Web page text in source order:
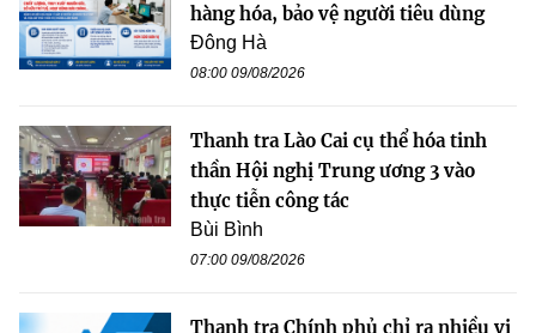
hàng hóa, bảo vệ người tiêu dùng
Đông Hà
08:00 09/08/2026
Thanh tra Lào Cai cụ thể hóa tinh
thần Hội nghị Trung ương 3 vào
thực tiễn công tác
Bùi Bình
07:00 09/08/2026
Thanh tra Chính phủ chỉ ra nhiều vi